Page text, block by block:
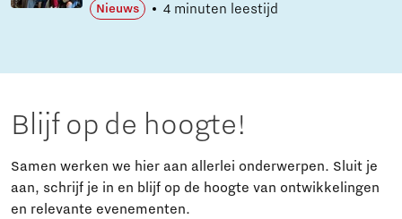
Nieuws 4 minuten leestijd
Blijf op de hoogte!
Samen werken we hier aan allerlei onderwerpen. Sluit je
aan, schrijf je in en blijf op de hoogte van ontwikkelingen
en relevante evenementen.